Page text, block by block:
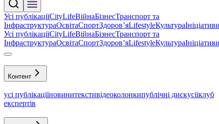
Усі публікаціїCityLifeВійнаБізнесТранспорт та
ІнфраструктураОсвітаСпортЗдоровʼяLifestyleКультура
Усі публікаціїCityLifeВійнаБізнесТранспорт та
ІнфраструктураОсвітаСпортЗдоровʼяLifestyleКультура
Контент
усі публікаціїновинитекстивідеоколонкипублічні дискусіїклуб
експертів